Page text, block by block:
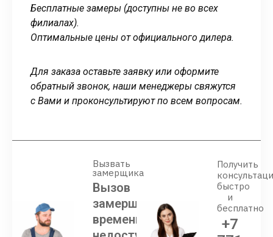
Бесплатные замеры (доступны не во всех
филиалах).
Оптимальные цены от официального дилера.
Для заказа оставьте заявку или оформите
обратный звонок, наши менеджеры свяжутся
с Вами и проконсультируют по всем вопросам.
Вызвать
замерщика
Вызов
замерщика
временно
Получить
быстро
и
бесплатно
+7